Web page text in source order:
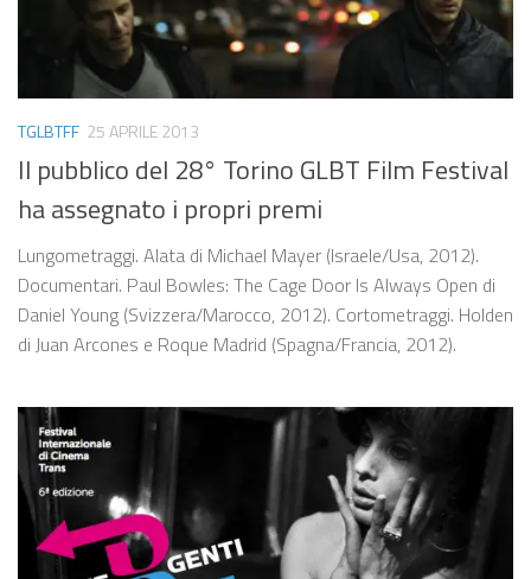
TGLBTFF 25 APRILE 2013
Il pubblico del 28° Torino GLBT Film Festival
ha assegnato i propri premi
Lungometraggi. Alata di Michael Mayer (Israele/Usa, 2012).
Documentari. Paul Bowles: The Cage Door Is Always Open di
Daniel Young (Svizzera/Marocco, 2012). Cortometraggi. Holden
di Juan Arcones e Roque Madrid (Spagna/Francia, 2012).